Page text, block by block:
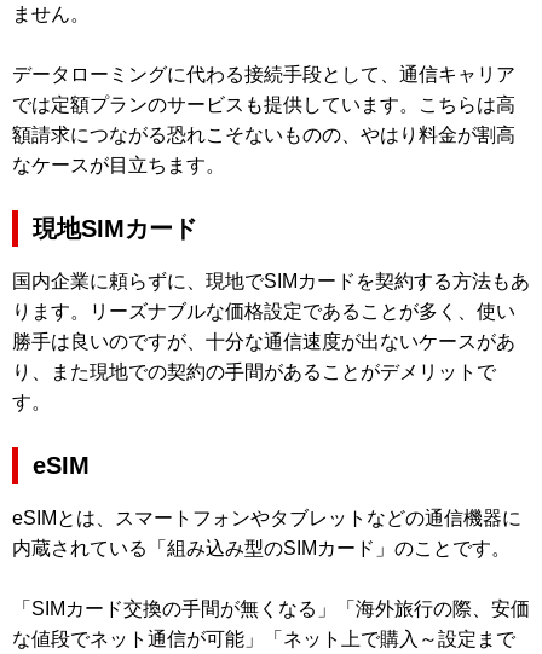
ません。
データローミングに代わる接続手段として、通信キャリア
では定額プランのサービスも提供しています。こちらは高
額請求につながる恐れこそないものの、やはり料金が割高
なケースが目立ちます。
現地SIMカード
国内企業に頼らずに、現地でSIMカードを契約する方法もあ
ります。リーズナブルな価格設定であることが多く、使い
勝手は良いのですが、十分な通信速度が出ないケースがあ
り、また現地での契約の手間があることがデメリットで
す。
eSIM
eSIMとは、スマートフォンやタブレットなどの通信機器に
内蔵されている「組み込み型のSIMカード」のことです。
「SIMカード交換の手間が無くなる」「海外旅行の際、安価
な値段でネット通信が可能」「ネット上で購入～設定まで